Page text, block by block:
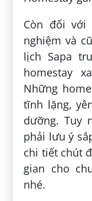
Còn đối
nghiệm và
lịch Sapa
homestay
Những
tĩnh lặng,
dưỡng. Tuy
phải lưu ý
chi tiết chút
gian cho
nhé.